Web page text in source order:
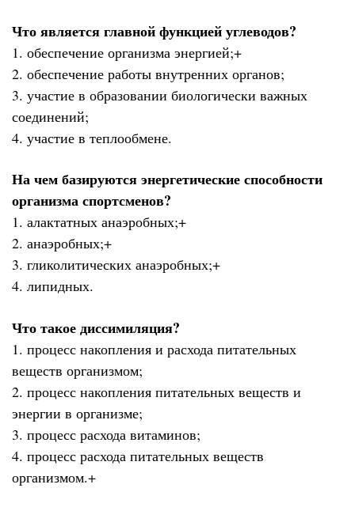
Что является главной функцией углеводов?
1. обеспечение организма энергией;+
2. обеспечение работы внутренних органов;
3. участие в образовании биологически важных
соединений;
4. участие в теплообмене.
На чем базируются энергетические способности
организма спортсменов?
1. алактатных анаэробных;+
2. анаэробных;+
3. гликолитических анаэробных;+
4. липидных.
Что такое диссимиляция?
1. процесс накопления и расхода питательных
веществ организмом;
2. процесс накопления питательных веществ и
энергии в организме;
3. процесс расхода витаминов;
4. процесс расхода питательных веществ
организмом.+